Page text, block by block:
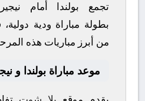
تجمع بولندا أمام
بطولة مباراة ودية دولية،
من أبرز مباريات هذه
موعد مباراة بولندا و